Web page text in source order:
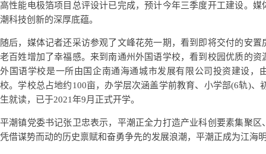
高性能电极箔项目总评设计已完成，预计今年三季度开工建设。
潮科技创新的深厚底蕴。
随后，媒体记者还采访参观了文峰花苑一期，看到即将交付的安
老百姓增加了幸福感。来到南通州外国语学校，看到校园优质的
外国语学校是一所由国企南通海通城市发展有限公司投资建设，
校。学校总占地约100亩，办学层次涵盖学前教育、小学部(6轨)、
生就读，已于2021年9月正式开学。
平潮镇党委书记张卫忠表示，平潮正全力打造产业科创要素集聚
凭借谋势而动的历史禀赋和奋勇争先的发展浪潮，平潮正成为江海